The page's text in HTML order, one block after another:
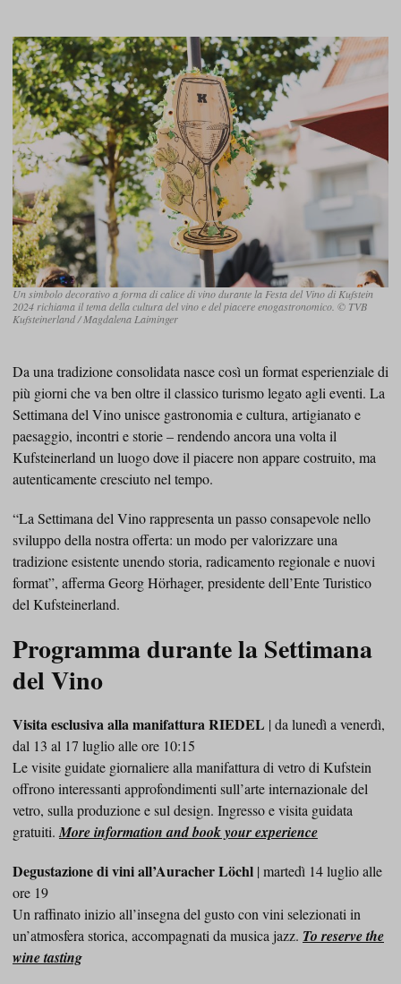
Un simbolo decorativo a forma di calice di vino durante la Festa del Vino di Kufstein
2024 richiama il tema della cultura del vino e del piacere enogastronomico. © TVB
Kufsteinerland / Magdalena Laiminger
Da una tradizione consolidata nasce così un format esperienziale di
più giorni che va ben oltre il classico turismo legato agli eventi. La
Settimana del Vino unisce gastronomia e cultura, artigianato e
paesaggio, incontri e storie – rendendo ancora una volta il
Kufsteinerland un luogo dove il piacere non appare costruito, ma
autenticamente cresciuto nel tempo.
“La Settimana del Vino rappresenta un passo consapevole nello
sviluppo della nostra offerta: un modo per valorizzare una
tradizione esistente unendo storia, radicamento regionale e nuovi
format”, afferma Georg Hörhager, presidente dell’Ente Turistico
del Kufsteinerland.
Programma durante la Settimana
del Vino
Visita esclusiva alla manifattura RIEDEL | da lunedì a venerdì,
dal 13 al 17 luglio alle ore 10:15
Le visite guidate giornaliere alla manifattura di vetro di Kufstein
offrono interessanti approfondimenti sull’arte internazionale del
vetro, sulla produzione e sul design. Ingresso e visita guidata
gratuiti. More information and book your experience
Degustazione di vini all’Auracher Löchl | martedì 14 luglio alle
ore 19
Un raffinato inizio all’insegna del gusto con vini selezionati in
un’atmosfera storica, accompagnati da musica jazz. To reserve the
wine tasting